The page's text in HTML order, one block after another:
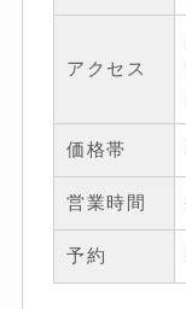
アクセス
価格帯
営業時間
予約